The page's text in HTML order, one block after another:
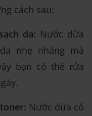
cách sau:
da: Nước dừa
nhẹ nhàng mà
bạn có thể rửa
Nước dừa có